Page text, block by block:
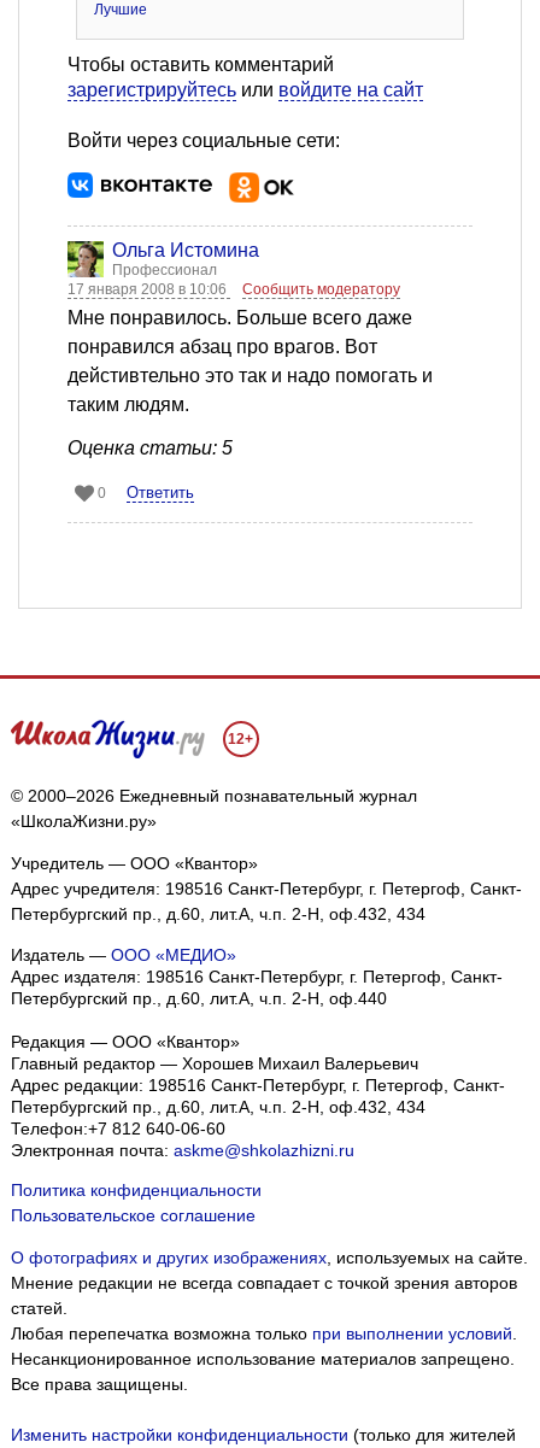
Лучшие
Чтобы оставить комментарий
зарегистрируйтесь или войдите на сайт
Войти через социальные сети:
Ольга Истомина
Профессионал
17 января 2008 в 10:06
Сообщить модератору
Мне понравилось. Больше всего даже
понравился абзац про врагов. Вот
дейстивтельно это так и надо помогать и
таким людям.
Оценка статьи: 5
0 Ответить
12+
© 2000–2026 Ежедневный познавательный журнал
«ШколаЖизни.ру»
Учредитель — ООО «Квантор»
Адрес учредителя: 198516 Санкт-Петербург, г. Петергоф, Санкт-
Петербургский пр., д.60, лит.А, ч.п. 2-Н, оф.432, 434
Издатель — ООО «МЕДИО»
Адрес издателя: 198516 Санкт-Петербург, г. Петергоф, Санкт-
Петербургский пр., д.60, лит.А, ч.п. 2-Н, оф.440
Редакция — ООО «Квантор»
Главный редактор — Хорошев Михаил Валерьевич
Адрес редакции: 198516 Санкт-Петербург, г. Петергоф, Санкт-
Петербургский пр., д.60, лит.А, ч.п. 2-Н, оф.432, 434
Телефон:+7 812 640-06-60
Электронная почта: askme@shkolazhizni.ru
Политика конфиденциальности
Пользовательское соглашение
О фотографиях и других изображениях, используемых на сайте.
Мнение редакции не всегда совпадает с точкой зрения авторов
статей.
Любая перепечатка возможна только при выполнении условий.
Несанкционированное использование материалов запрещено.
Все права защищены.
Изменить настройки конфиденциальности (только для жителей